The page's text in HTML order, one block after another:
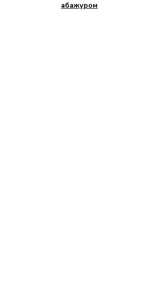
абажуром